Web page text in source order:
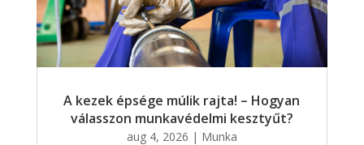
A kezek épsége múlik rajta! – Hogyan
válasszon munkavédelmi kesztyűt?
aug 4, 2026 | Munka